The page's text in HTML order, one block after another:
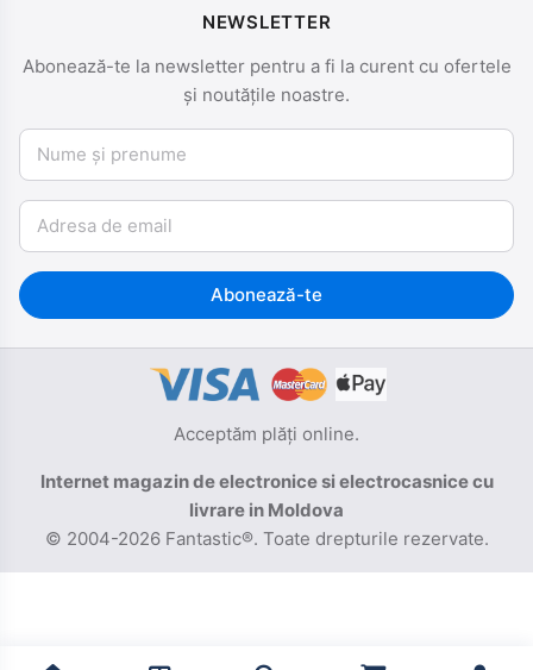
NEWSLETTER
Abonează-te la newsletter pentru a fi la curent cu ofertele
și noutățile noastre.
Nume și prenume
Email
Abonează-te
Acceptăm plăți online.
Internet magazin de electronice si electrocasnice cu
livrare in Moldova
© 2004-2026 Fantastic®. Toate drepturile rezervate.